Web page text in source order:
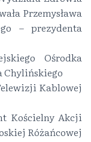
Przemysława
– prezydenta
Ośrodka
Chylińskiego
Kablowej
Kościelny Akcji
Różańcowej